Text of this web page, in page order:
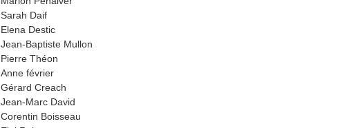
Sarah Daif
Elena Destic
Jean-Baptiste Mullon
Pierre Théon
Anne février
Gérard Creach
Jean-Marc David
Corentin Boisseau